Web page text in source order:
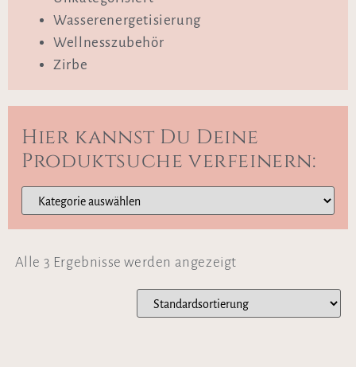
Wasserenergetisierung
Wellnesszubehör
Zirbe
Hier kannst Du Deine
Produktsuche verfeinern:
Alle 3 Ergebnisse werden angezeigt